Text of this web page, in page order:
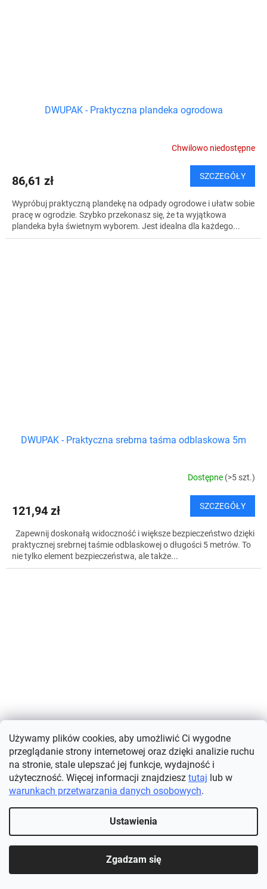
Używamy plików cookies, aby umożliwić Ci wygodne
przeglądanie strony internetowej oraz dzięki analizie ruchu
na stronie, stale ulepszać jej funkcje, wydajność i
użyteczność. Więcej informacji znajdziesz tutaj lub w
warunkach przetwarzania danych osobowych.
Ustawienia
Zgadzam się
DWUPAK - Praktyczna plandeka ogrodowa
Chwilowo niedostępne
86,61 zł SZCZEGÓŁY
Wypróbuj praktyczną plandekę na odpady ogrodowe i ułatw sobie
pracę w ogrodzie. Szybko przekonasz się, że ta wyjątkowa
plandeka była świetnym wyborem. Jest idealna dla każdego...
DWUPAK - Praktyczna srebrna taśma odblaskowa 5m
Dostępne (>5 szt.)
121,94 zł SZCZEGÓŁY
Zapewnij doskonałą widoczność i większe bezpieczeństwo dzięki
praktycznej srebrnej taśmie odblaskowej o długości 5 metrów. To
nie tylko element bezpieczeństwa, ale także...
DWUPAK - Praktyczny przyrząd do usuwania sierści
zwierząt domowych z pralki - 4 sztuki
Dostępne(>5 szt.)
106,94 zł SZCZEGÓŁY
Wypróbuj poręczny środek do usuwania sierści zwierząt z pralki i
pozbądź się sierści zwierząt z ubrań. To nigdy nie było łatwiejsze.